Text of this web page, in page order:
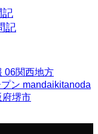
記
記
06関西地方
ン mandaikitanoda
府堺市